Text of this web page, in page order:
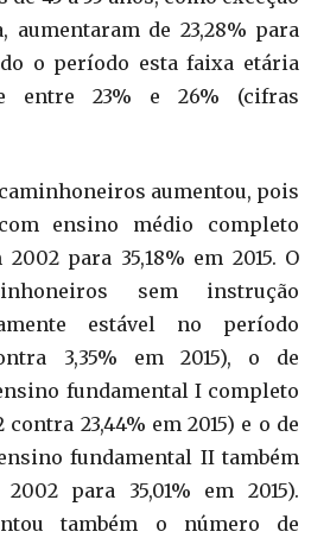
aumentaram de 23,28% para
o período esta faixa etária
entre 23% e 26% (cifras
aumentou, pois
ensino médio completo
2002 para 35,18% em 2015. O
sem instrução
estável no período
3,35% em 2015), o de
fundamental I completo
23,44% em 2015) e o de
fundamental II também
para 35,01% em 2015).
também o número de